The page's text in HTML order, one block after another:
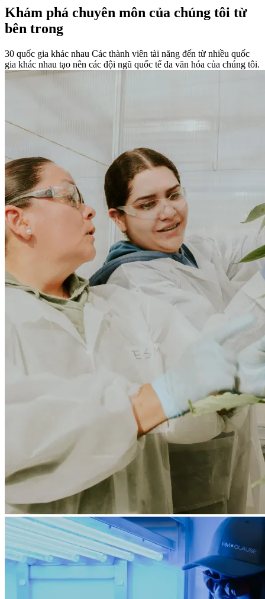
Khám phá chuyên môn của chúng tôi từ
bên trong
30 quốc gia khác nhau Các thành viên tài năng đến từ nhiều quốc
gia khác nhau tạo nên các đội ngũ quốc tế đa văn hóa của chúng tôi.